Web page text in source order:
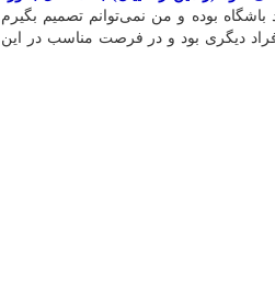
بوده و من نمی‌توانم تصمیم بگیرم
دیگری بود و در فرصت مناسب در این